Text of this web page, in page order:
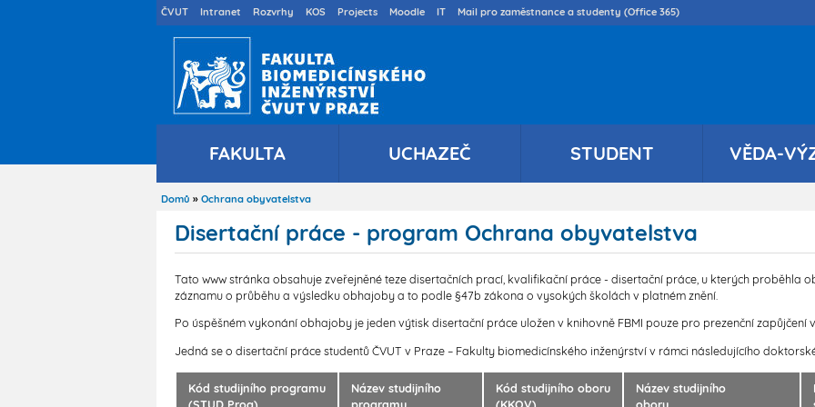
Přejít
k
Druhé
menu
ČVUT Intranet Rozvrhy KOS Projects Moodle IT Mail pro zaměstnance a studenty (Office 365)
FAKULTA UCHAZEČ STUDENT VĚDA-
Drobečková
Domů Ochrana obyvatelstva
Disertační práce - program Ochrana obyvatelstva
Tato www stránka obsahuje zveřejněné teze disertačních prací, kvalifikační práce - disertační práce, u kterých proběhla
záznamu o průběhu a výsledku obhajoby a to podle §47b zákona o vysokých školách v platném znění.
Po úspěšném vykonání obhajoby je jeden výtisk disertační práce uložen v knihovně FBMI pouze pro prezenční zapůjčení
Jedná se o disertační práce studentů ČVUT v Praze – Fakulty biomedicínského inženýrství v rámci následujícího
Kód studijního programu
(STUD Prog)
Název studijního
programu
Kód studijního oboru
(KKOV)
Název studijního
oboru